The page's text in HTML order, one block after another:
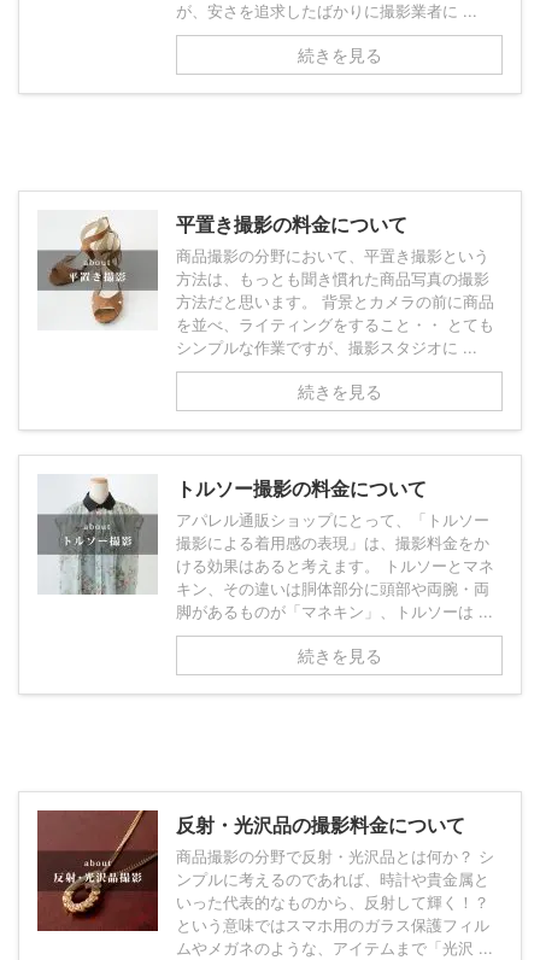
が、安さを追求したばかりに撮影業者に ...
続きを見る
平置き撮影の料金について
商品撮影の分野において、平置き撮影という
方法は、もっとも聞き慣れた商品写真の撮影
方法だと思います。 背景とカメラの前に商品
を並べ、ライティングをすること・・ とても
シンプルな作業ですが、撮影スタジオに ...
続きを見る
トルソー撮影の料金について
アパレル通販ショップにとって、「トルソー
撮影による着用感の表現」は、撮影料金をか
ける効果はあると考えます。 トルソーとマネ
キン、その違いは胴体部分に頭部や両腕・両
脚があるものが「マネキン」、トルソーは ...
続きを見る
反射・光沢品の撮影料金について
商品撮影の分野で反射・光沢品とは何か？ シ
ンプルに考えるのであれば、時計や貴金属と
いった代表的なものから、反射して輝く！？
という意味ではスマホ用のガラス保護フィル
ムやメガネのような、アイテムまで「光沢 ...